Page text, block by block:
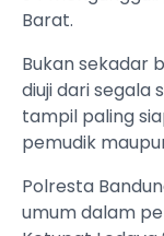
Barat.
Bukan sekadar
diuji dari segala
tampil paling
pemudik
Polresta
umum dalam